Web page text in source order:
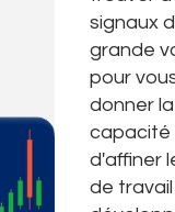
signaux
grande
pour
donner la
capacité
d'affiner
de